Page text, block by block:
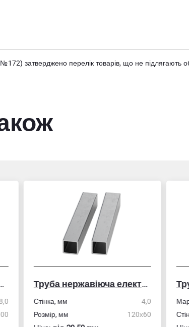
затверджено перелік товарів, що не підлягають
Труба нержавіюча електрозварна профільна
Стінка, мм
Розмір, мм
120х60
Марка